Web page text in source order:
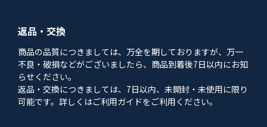
返品・交換
商品の品質につきましては、万全を期しておりますが、万一
不良・破損などがございましたら、商品到着後7日以内にお知
らせください。
返品・交換につきましては、7日以内、未開封・未使用に限り
可能です。詳しくはご利用ガイドをご利用ください。